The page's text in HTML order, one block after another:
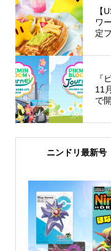
【
ワ
定
『
11
で
ニンドリ最新号